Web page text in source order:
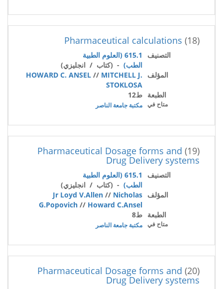
(18)
Pharmaceutical calculations
التصنيف
615.1 (العلوم الطبية
الطب) - (كتاب / انجليزي)
المؤلف
HOWARD C. ANSEL // MITCHELL J.
STOKLOSA
الطبعة ط12
متاح في مكتبة جامعة الناصر
(19)
Pharmaceutical Dosage forms and
Drug Delivery systems
التصنيف
615.1 (العلوم الطبية
الطب) - (كتاب / انجليزي)
المؤلف
Jr Loyd V.Allen // Nicholas
G.Popovich // Howard C.Ansel
الطبعة ط8
متاح في مكتبة جامعة الناصر
(20)
Pharmaceutical Dosage forms and
Drug Delivery systems